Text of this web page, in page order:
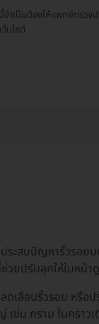
ำเป็นต้องให้แพทย์ตรวจป
ว็บไซต์
ระสบปัญหาริ้วรอย
วยปรับลุคให้ใบหน้า
ดเลือนริ้วรอย หรื
น กราม ในคราว